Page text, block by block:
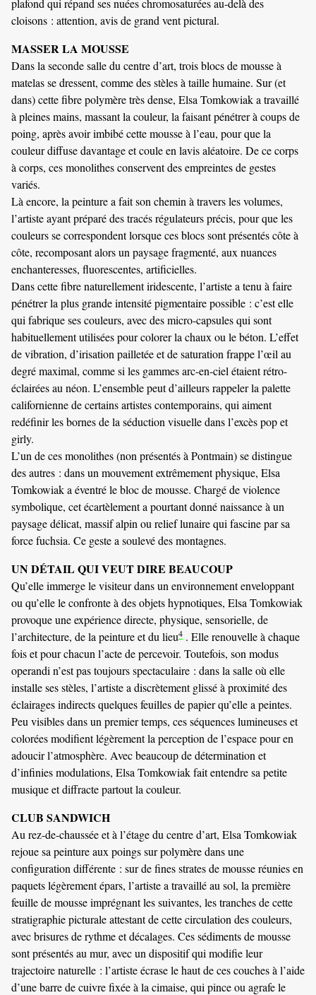
cloisons : attention, avis de grand vent pictural.
MASSER LA MOUSSE
Dans la seconde salle du centre d’art, trois blocs de mousse à
matelas se dressent, comme des stèles à taille humaine. Sur (et
dans) cette fibre polymère très dense, Elsa Tomkowiak a travaillé
à pleines mains, massant la couleur, la faisant pénétrer à coups de
poing, après avoir imbibé cette mousse à l’eau, pour que la
couleur diffuse davantage et coule en lavis aléatoire. De ce corps
à corps, ces monolithes conservent des empreintes de gestes
variés.
Là encore, la peinture a fait son chemin à travers les volumes,
l’artiste ayant préparé des tracés régulateurs précis, pour que les
couleurs se correspondent lorsque ces blocs sont présentés côte à
côte, recomposant alors un paysage fragmenté, aux nuances
enchanteresses, fluorescentes, artificielles.
Dans cette fibre naturellement iridescente, l’artiste a tenu à faire
pénétrer la plus grande intensité pigmentaire possible : c’est elle
qui fabrique ses couleurs, avec des micro-capsules qui sont
habituellement utilisées pour colorer la chaux ou le béton. L’effet
de vibration, d’irisation pailletée et de saturation frappe l’œil au
degré maximal, comme si les gammes arc-en-ciel étaient rétro-
éclairées au néon. L’ensemble peut d’ailleurs rappeler la palette
californienne de certains artistes contemporains, qui aiment
redéfinir les bornes de la séduction visuelle dans l’excès pop et
girly.
L’un de ces monolithes (non présentés à Pontmain) se distingue
des autres : dans un mouvement extrêmement physique, Elsa
Tomkowiak a éventré le bloc de mousse. Chargé de violence
symbolique, cet écartèlement a pourtant donné naissance à un
paysage délicat, massif alpin ou relief lunaire qui fascine par sa
force fuchsia. Ce geste a soulevé des montagnes.
UN DÉTAIL QUI VEUT DIRE BEAUCOUP
Qu’elle immerge le visiteur dans un environnement enveloppant
ou qu’elle le confronte à des objets hypnotiques, Elsa Tomkowiak
provoque une expérience directe, physique, sensorielle, de
l’architecture, de la peinture et du lieu4 . Elle renouvelle à chaque
fois et pour chacun l’acte de percevoir. Toutefois, son modus
operandi n’est pas toujours spectaculaire : dans la salle où elle
installe ses stèles, l’artiste a discrètement glissé à proximité des
éclairages indirects quelques feuilles de papier qu’elle a peintes.
Peu visibles dans un premier temps, ces séquences lumineuses et
colorées modifient légèrement la perception de l’espace pour en
adoucir l’atmosphère. Avec beaucoup de détermination et
d’infinies modulations, Elsa Tomkowiak fait entendre sa petite
musique et diffracte partout la couleur.
CLUB SANDWICH
Au rez-de-chaussée et à l’étage du centre d’art, Elsa Tomkowiak
rejoue sa peinture aux poings sur polymère dans une
configuration différente : sur de fines strates de mousse réunies en
paquets légèrement épars, l’artiste a travaillé au sol, la première
feuille de mousse imprégnant les suivantes, les tranches de cette
stratigraphie picturale attestant de cette circulation des couleurs,
avec brisures de rythme et décalages. Ces sédiments de mousse
sont présentés au mur, avec un dispositif qui modifie leur
trajectoire naturelle : l’artiste écrase le haut de ces couches à l’aide
d’une barre de cuivre fixée à la cimaise, qui pince ou agrafe le